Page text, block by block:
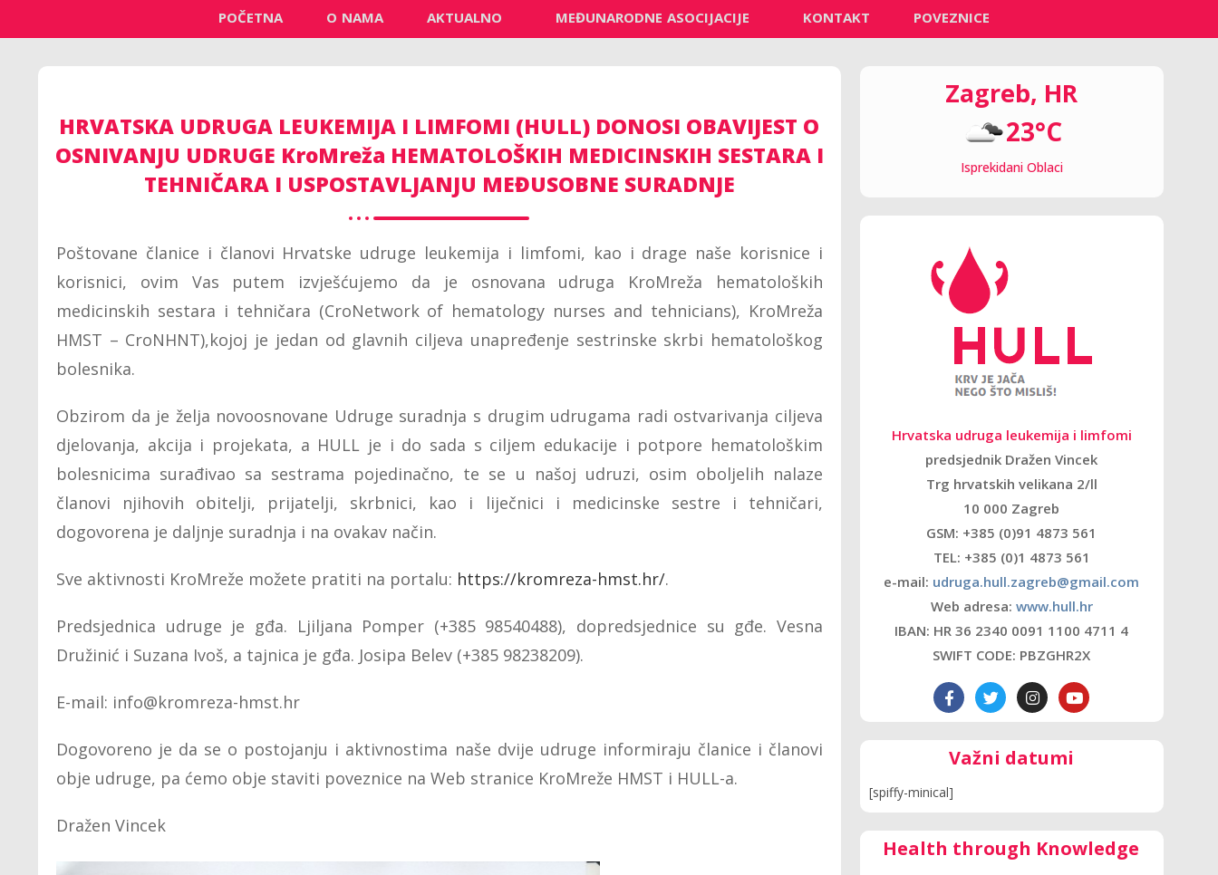
POČETNA O NAMA AKTUALNO MEĐUNARODNE ASOCIJACIJE KONTAKT POVEZNICE
HRVATSKA UDRUGA LEUKEMIJA I LIMFOMI (HULL) DONOSI OBAVIJEST O
OSNIVANJU UDRUGE KroMreža HEMATOLOŠKIH MEDICINSKIH SESTARA I
TEHNIČARA I USPOSTAVLJANJU MEĐUSOBNE SURADNJE
Poštovane članice i članovi Hrvatske udruge leukemija i limfomi, kao i drage naše korisnice i
korisnici, ovim Vas putem izvješćujemo da je osnovana udruga KroMreža hematoloških
medicinskih sestara i tehničara (CroNetwork of hematology nurses and tehnicians), KroMreža
HMST – CroNHNT),kojoj je jedan od glavnih ciljeva unapređenje sestrinske skrbi hematološkog
bolesnika.
Obzirom da je želja novoosnovane Udruge suradnja s drugim udrugama radi ostvarivanja ciljeva
djelovanja, akcija i projekata, a HULL je i do sada s ciljem edukacije i potpore hematološkim
bolesnicima surađivao sa sestrama pojedinačno, te se u našoj udruzi, osim oboljelih nalaze
članovi njihovih obitelji, prijatelji, skrbnici, kao i liječnici i medicinske sestre i tehničari,
dogovorena je daljnje suradnja i na ovakav način.
Sve aktivnosti KroMreže možete pratiti na portalu: https://kromreza-hmst.hr/.
Predsjednica udruge je gđa. Ljiljana Pomper (+385 98540488), dopredsjednice su gđe. Vesna
Družinić i Suzana Ivoš, a tajnica je gđa. Josipa Belev (+385 98238209).
E-mail: info@kromreza-hmst.hr
Dogovoreno je da se o postojanju i aktivnostima naše dvije udruge informiraju članice i članovi
obje udruge, pa ćemo obje staviti poveznice na Web stranice KroMreže HMST i HULL-a.
Dražen Vincek
Zagreb, HR
23°C
Isprekidani Oblaci
Hrvatska udruga leukemija i limfomi
predsjednik Dražen Vincek
Trg hrvatskih velikana 2/ll
10 000 Zagreb
GSM: +385 (0)91 4873 561
TEL: +385 (0)1 4873 561
e-mail: udruga.hull.zagreb@gmail.com
Web adresa: www.hull.hr
IBAN: HR 36 2340 0091 1100 4711 4
SWIFT CODE: PBZGHR2X
Važni datumi
[spiffy-minical]
Health through Knowledge